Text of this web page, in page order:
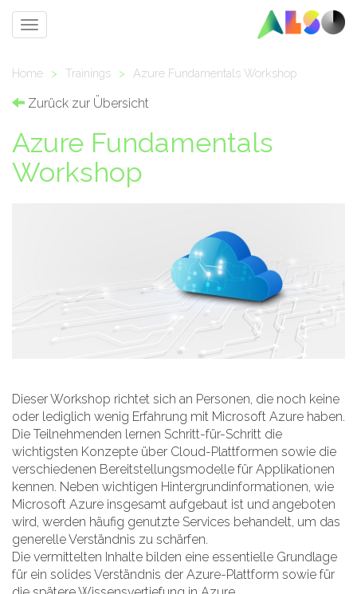
Toggle
Home > Trainings > Azure Fundamentals Workshop
Zurück zur Übersicht
Azure Fundamentals
Workshop
Dieser Workshop richtet sich an Personen, die noch keine
oder lediglich wenig Erfahrung mit Microsoft Azure haben.
Die Teilnehmenden lernen Schritt-für-Schritt die
wichtigsten Konzepte über Cloud-Plattformen sowie die
verschiedenen Bereitstellungsmodelle für Applikationen
kennen. Neben wichtigen Hintergrundinformationen, wie
Microsoft Azure insgesamt aufgebaut ist und angeboten
wird, werden häufig genutzte Services behandelt, um das
generelle Verständnis zu schärfen.
Die vermittelten Inhalte bilden eine essentielle Grundlage
für ein solides Verständnis der Azure-Plattform sowie für